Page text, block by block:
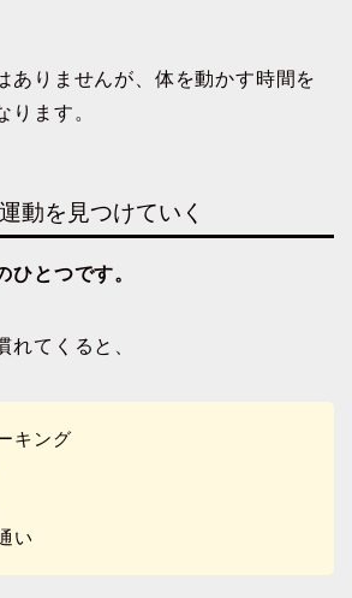
ありませんが、体を動かす時間を
ります。
動を見つけていく
ひとつです。
れてくると、
キング
い